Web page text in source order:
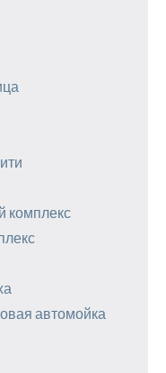
комплекс
автомойка